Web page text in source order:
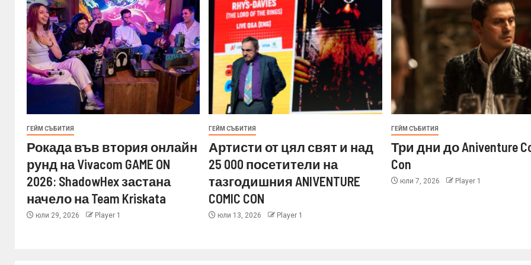
ГЕЙМ СЪБИТИЯ
Рокада във втория онлайн
рунд на Vivacom GAME ON
2026: ShadowHex застана
начело на Team Kriskata
юли 29, 2026 Player 1
ГЕЙМ СЪБИТИЯ
Артисти от цял свят и над
25 000 посетители на
тазгодишния ANIVENTURE
COMIC CON
юли 13, 2026 Player 1
ГЕЙМ СЪБИТИЯ
Три дни до Aniventure
Con
юли 7, 2026 Player 1